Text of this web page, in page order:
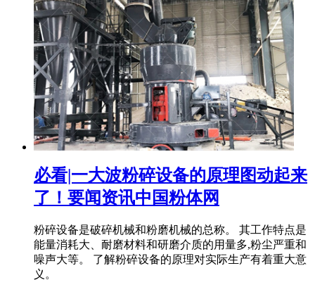
必看|一大波粉碎设备的原理图动起来
了！要闻资讯中国粉体网
粉碎设备是破碎机械和粉磨机械的总称。 其工作特点是
能量消耗大、耐磨材料和研磨介质的用量多,粉尘严重和
噪声大等。 了解粉碎设备的原理对实际生产有着重大意
义。